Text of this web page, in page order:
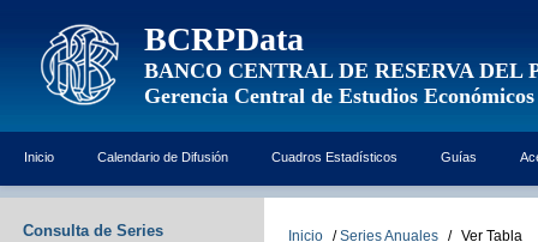
BCRPData
BANCO CENTRAL DE RESERVA DEL
Gerencia Central de Estudios Económicos
Inicio Calendario de Difusión Cuadros Estadísticos Guías
Consulta de Series Inicio / Series Anuales / Ver Tabla